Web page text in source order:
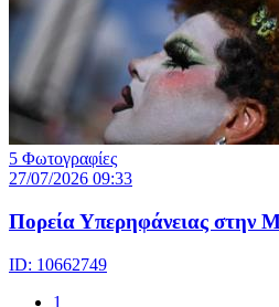
5 Φωτογραφίες
27/07/2026 09:33
Πορεία Υπερηφάνειας στην
ID: 10662749
1